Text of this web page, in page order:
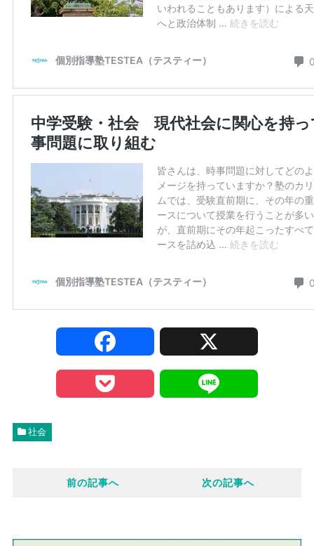
社会
前の記事へ 次の記事へ